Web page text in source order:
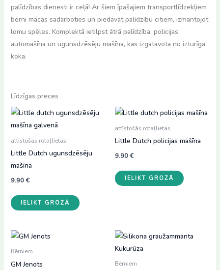
palīdzības dienesti ir ceļā! Ar šiem īpašajiem transportlīdzekļiem
bērni mācās sadarboties un piedāvāt palīdzību citiem, izmantojot
lomu spēles. Komplektā ietilpst ātrā palīdzība, policijas
automašīna un ugunsdzēsēju mašīna, kas izgatavota no izturīga
koka.
Līdzīgas preces
attīstošās rotaļlietas
Little Dutch ugunsdzēsēju
mašīna
9.90€
IELIKT GROZĀ
attīstošās rotaļlietas
Little Dutch policijas mašīna
9.90€
IELIKT GROZĀ
Bērniem
GM Jenots Bērniem